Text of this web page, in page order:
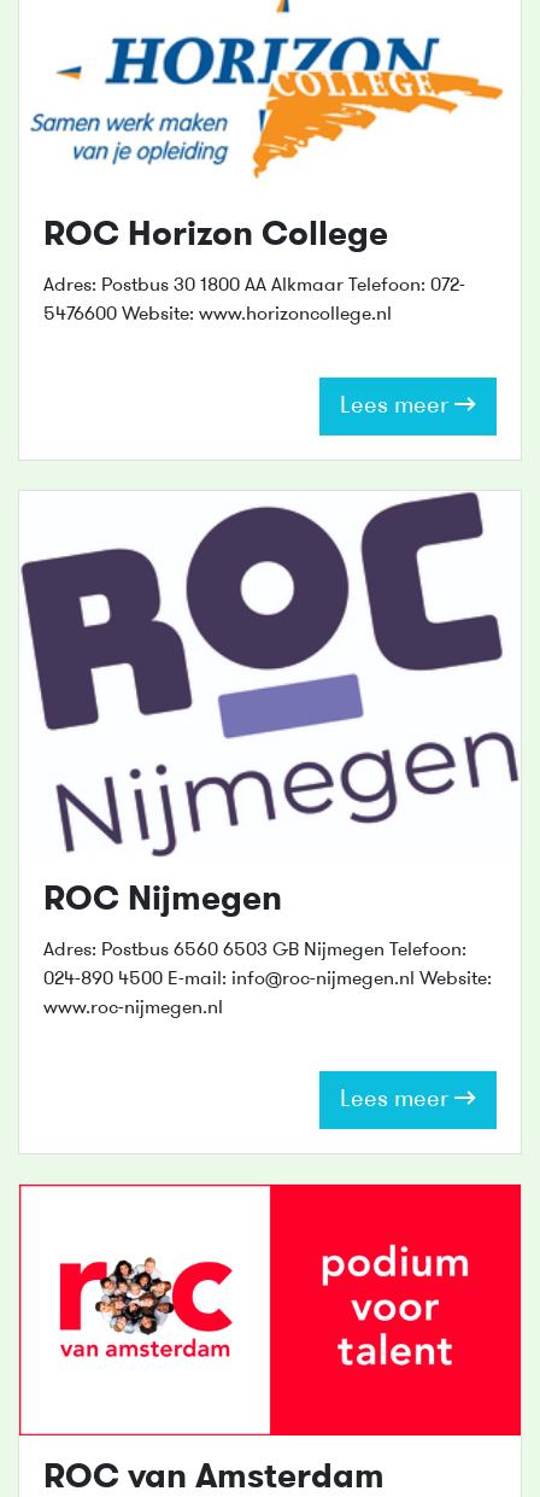
ROC Horizon College
Adres: Postbus 30 1800 AA Alkmaar Telefoon: 072-
5476600 Website: www.horizoncollege.nl
Lees meer
ROC Nijmegen
Adres: Postbus 6560 6503 GB Nijmegen Telefoon:
024-890 4500 E-mail: info@roc-nijmegen.nl Website:
www.roc-nijmegen.nl
Lees meer
ROC van Amsterdam